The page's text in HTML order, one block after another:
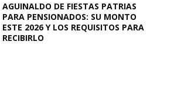
AGUINALDO DE FIESTAS PATRIAS
PARA PENSIONADOS: SU MONTO
ESTE 2026 Y LOS REQUISITOS PARA
RECIBIRLO